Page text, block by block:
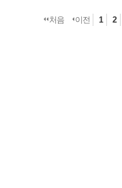
처음 이전 1 2